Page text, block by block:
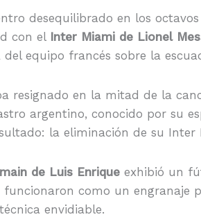
desequilibrado en los
con el Inter Miami de Lionel
equipo francés sobre la
resignado en la mitad de la
argentino, conocido por su
la eliminación de su Inter
de Luis Enrique exhibió un
como un engranaje
envidiable.